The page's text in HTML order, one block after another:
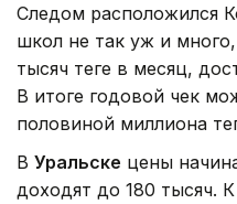
Следом расположился
школ не так уж и
тысяч теңге в месяц,
В итоге годовой чек
половиной миллиона
В Уральске цены
доходят до 180 тысяч.